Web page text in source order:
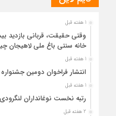
1 هفته قبل
وقتی حقیقت، قربانی
خانه سنتی باغ ملی لاهیجان
1 هفته قبل
انتشار فراخوان دومین
1 هفته قبل
رتبه نخست نوغانداران
2 هفته قبل